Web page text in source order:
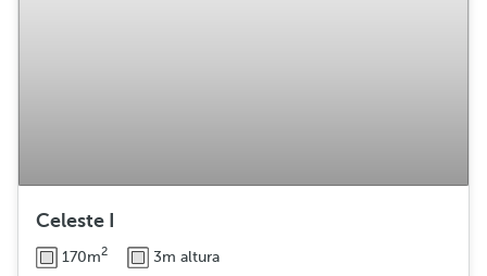
Celeste I
170m2 3m altura